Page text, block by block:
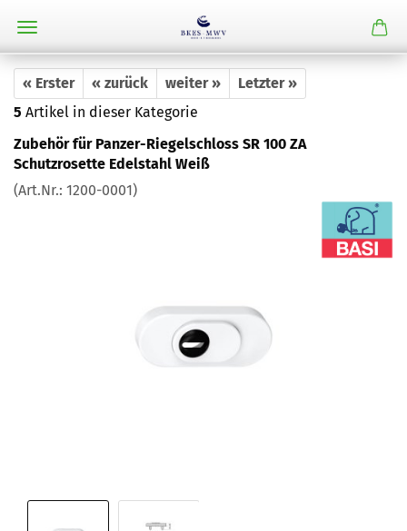
« Erster « zurück weiter »
Letzter »
5 Artikel in dieser Kategorie
Zubehör für Panzer-Riegelschloss SR 100 ZA
Schutzrosette Edelstahl Weiß
(Art.Nr.: 1200-0001)